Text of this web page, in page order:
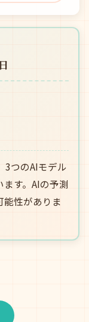
つのAIモデル
す。AIの予測
能性がありま